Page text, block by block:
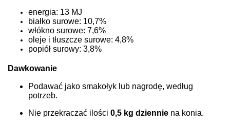
energia: 13 MJ
białko surowe: 10,7%
włókno surowe: 7,6%
oleje i tłuszcze surowe: 4,8%
popiół surowy: 3,8%
Dawkowanie
Podawać jako smakołyk lub nagrodę, według
potrzeb.
Nie przekraczać ilości 0,5 kg dziennie na konia.